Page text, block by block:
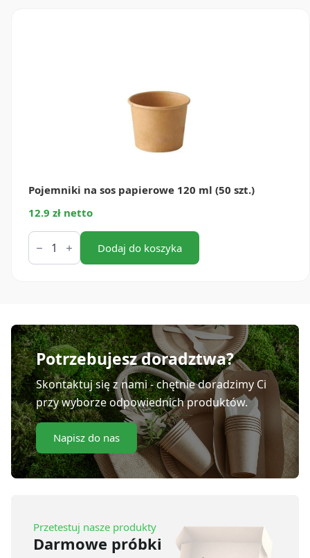
Pojemniki na sos papierowe 120 ml (50 szt.)
12.9 zł netto
ilość
Pojemniki
na
sos
szt.)
Dodaj do koszyka
Potrzebujesz doradztwa?
Skontaktuj się z nami - chętnie doradzimy Ci
przy wyborze odpowiednich produktów.
Napisz do nas
Przetestuj nasze produkty
Darmowe próbki